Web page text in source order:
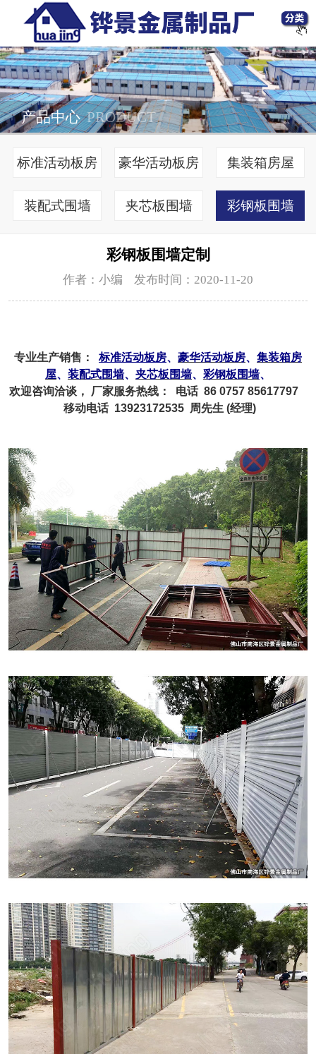
产品中心 PRODUCT
标准活动板房 豪华活动板房 集装箱房屋
装配式围墙 夹芯板围墙 彩钢板围墙
彩钢板围墙定制
作者：小编 发布时间：2020-11-20
专业生产销售： 标准活动板房、 豪华活动板房、 集装箱房
屋、 装配式围墙、 夹芯板围墙、 彩钢板围墙、
欢迎咨询洽谈， 厂家服务热线： 电话 86 0757 85617797
移动电话 13923172535 周先生 (经理)